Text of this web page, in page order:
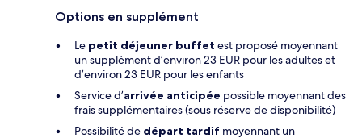
Options en supplément
Le petit déjeuner buffet est proposé moyennant
un supplément d’environ 23 EUR pour les adultes et
d’environ 23 EUR pour les enfants
Service d’arrivée anticipée possible moyennant des
frais supplémentaires (sous réserve de disponibilité)
Possibilité de départ tardif moyennant un